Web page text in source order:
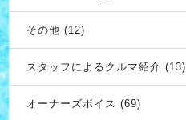
その他 (12)
スタッフによるクルマ紹介 (13)
オーナーズボイス (69)